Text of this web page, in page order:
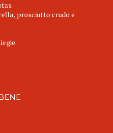
prosciutto crudo e